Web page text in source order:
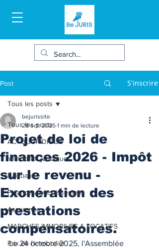
Post S'inscrire
Tous les posts
ACTU JURIDIQUE
Immobilier juridique
Bail/baux
Finances/Investissement
Assurance
MARCHES IMMOBILIES & LOCATIFS
Prix de l'immobilier
Tous les posts
Projet de loi de
finances 2026 - Impôt
sur le revenu -
Exonération des
prestations
compensatoires.
bejurissite
28 oct. 2025 1 min de lecture
Le 24 octobre 2025, l'Assemblée